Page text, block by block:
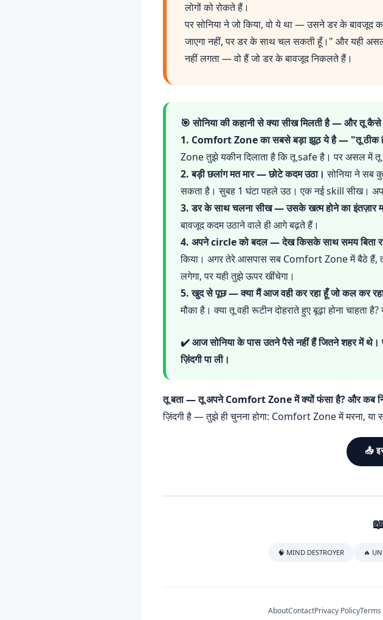
लोगों को रोकते हैं।
पर सोनिया ने जो किया, वो ये था — उसने डर के
जाएगा नहीं, पर डर के साथ चल सकती हूँ।" और यही
नहीं लगता — वो हैं जो डर के बावजूद निकलते हैं।
🎯 सोनिया की कहानी से क्या सीख मिलती है — और तू
1. Comfort Zone का सबसे बड़ा झूठ ये है — "तू ठीक
Zone तुझे यकीन दिलाता है कि तू safe है। पर असल में तू
2. बड़ी छलांग मत मार — छोटे कदम उठा। सोनिया ने सब
सकता है। सुबह 1 घंटा पहले उठ। एक नई skill सीख।
3. डर के साथ चलना सीख — उसके खत्म होने का इंतज़ार
बावजूद कदम उठाने वाले ही आगे बढ़ते हैं।
4. अपने circle को बदल — देख किसके साथ समय बिता
किया। अगर तेरे आसपास सब Comfort Zone में बैठे हैं,
लगेगा, पर यही तुझे ऊपर खींचेगा।
5. खुद से पूछ — क्या मैं आज वही कर रहा हूँ जो कल कर
मौका है। क्या तू वही रूटीन दोहराते हुए बूढ़ा होना
✔️ आज सोनिया के पास उतने पैसे नहीं हैं जितने शहर में
ज़िंदगी पा ली।
तू बता — तू अपने Comfort Zone में क्यों फंसा है? और कब
ज़िंदगी है — तुझे ही चुनना होगा: Comfort Zone में मरना, या
📤
🧠 MIND DESTROYER 🔥
AboutContactPrivacy Policy